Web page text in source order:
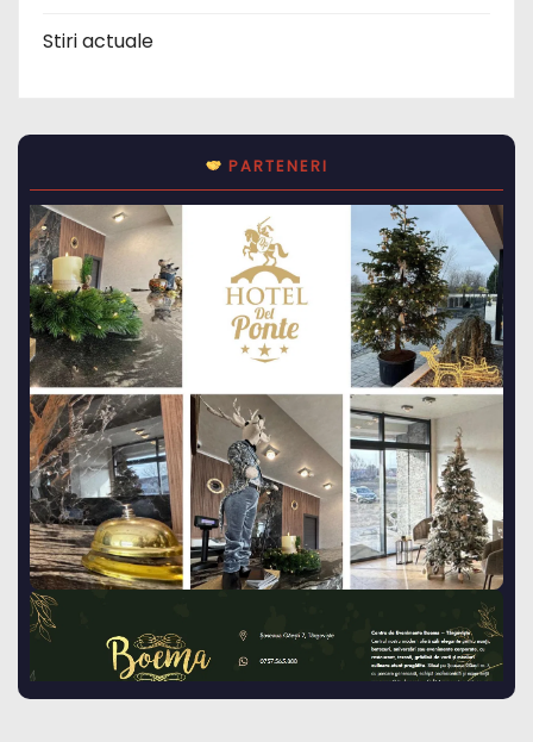
Stiri actuale
PARTENERI